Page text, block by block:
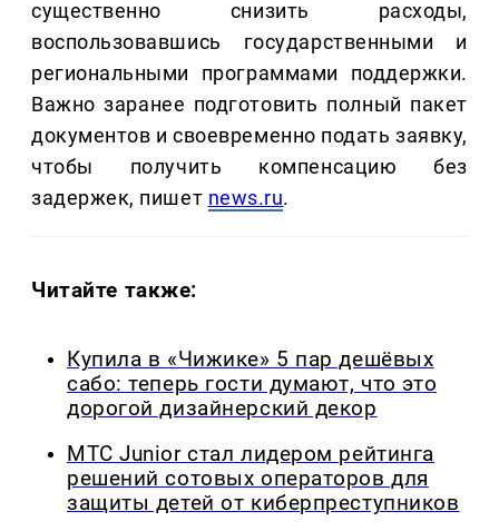
существенно снизить расходы,
воспользовавшись государственными и
региональными программами поддержки.
Важно заранее подготовить полный пакет
документов и своевременно подать заявку,
чтобы получить компенсацию без
задержек, пишет news.ru.
Читайте также:
Купила в «Чижике» 5 пар дешёвых
сабо: теперь гости думают, что это
дорогой дизайнерский декор
МТС Junior стал лидером рейтинга
решений сотовых операторов для
защиты детей от киберпреступников